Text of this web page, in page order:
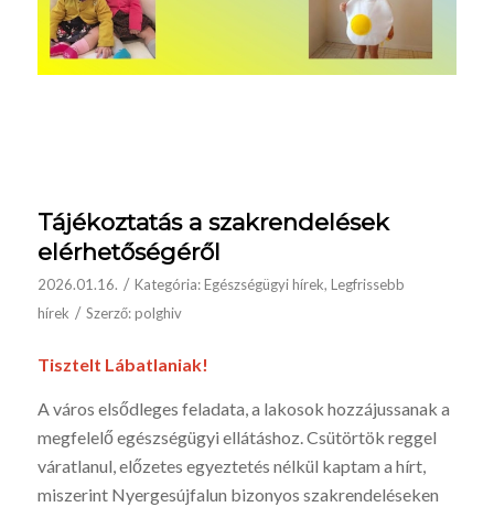
Tájékoztatás a szakrendelések
elérhetőségéről
2026.01.16. / Kategória:Egészségügyi hírek, Legfrissebb
hírek / Szerző:polghiv
Tisztelt Lábatlaniak!
A város elsődleges feladata, a lakosok hozzájussanak a
megfelelő egészségügyi ellátáshoz. Csütörtök reggel
váratlanul, előzetes egyeztetés nélkül kaptam a hírt,
miszerint Nyergesújfalun bizonyos szakrendeléseken